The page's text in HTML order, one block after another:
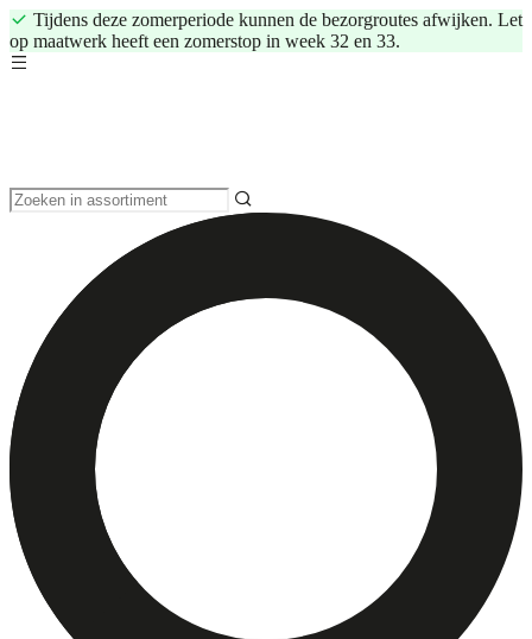
Tijdens deze zomerperiode kunnen de bezorgroutes afwijken. Let
op maatwerk heeft een zomerstop in week 32 en 33.